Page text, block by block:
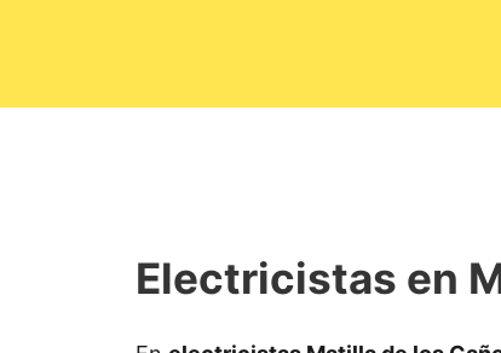
Electricistas en